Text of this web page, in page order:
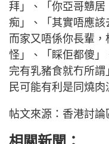
拜」、「你亞哥戇
痴」、「其實唔應該
而家又唔係你長輩
怪」、「睬佢都傻
完有乳豬食就冇所
民可能有利是同燒肉
帖文來源：香港討論